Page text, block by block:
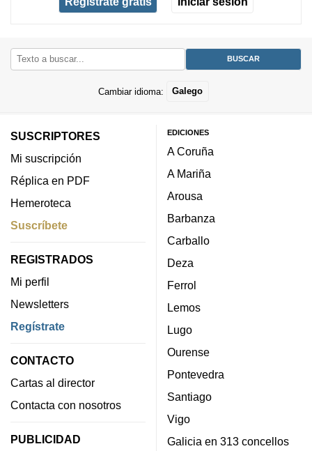
Cambiar idioma: Galego
SUSCRIPTORES
Mi suscripción
Réplica en PDF
Hemeroteca
Suscríbete
REGISTRADOS
Mi perfil
Newsletters
Regístrate
CONTACTO
Cartas al director
Contacta con nosotros
PUBLICIDAD
EDICIONES
A Coruña
A Mariña
Arousa
Barbanza
Carballo
Deza
Ferrol
Lemos
Lugo
Ourense
Pontevedra
Santiago
Vigo
Galicia en 313 concellos